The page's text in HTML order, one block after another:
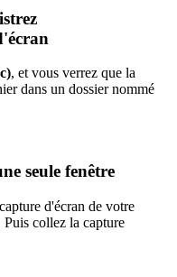
, et vous verrez que la
dans un dossier nommé
seule fenêtre
d'écran de votre
Puis collez la capture